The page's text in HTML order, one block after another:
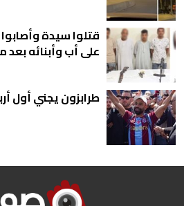
على أب وأبنائه بعد
طرابزون يجني أول